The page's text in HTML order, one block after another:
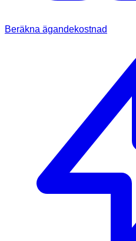
Beräkna ägandekostnad